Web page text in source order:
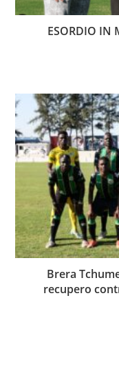
ESORDIO IN
Brera
recupero